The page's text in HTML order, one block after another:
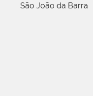
São João da Barra